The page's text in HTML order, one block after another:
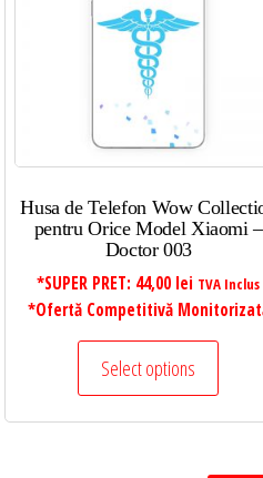
Husa de Telefon Wow
pentru Orice Model Xiaomi –
Doctor 003
*SUPER PRET: 44,00 lei TVA Inclus
*Ofertă Competitivă
Select options